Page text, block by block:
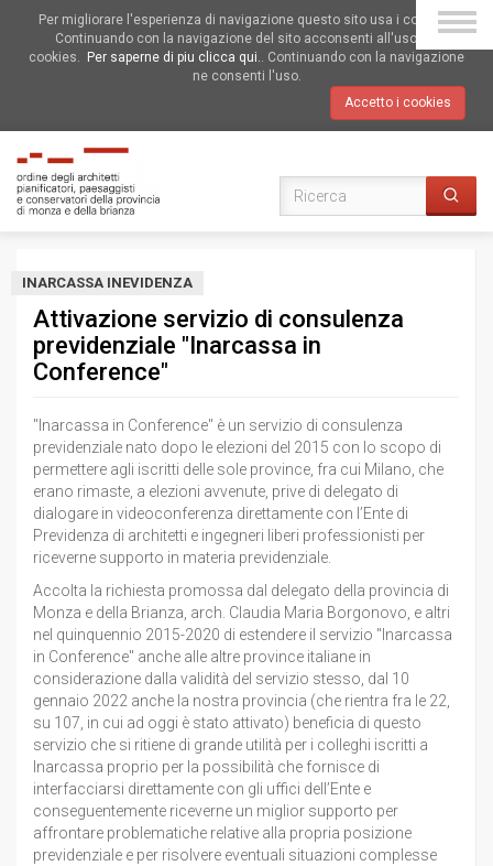
Per migliorare l'esperienza di navigazione questo sito usa i cookies.
Continuando con la navigazione del sito acconsenti all'uso dei
cookies.
Per saperne di piu clicca qui.. Continuando con la navigazione
ne consenti l'uso.
Accetto i cookies
INARCASSA INEVIDENZA
Attivazione servizio di consulenza
previdenziale "Inarcassa in
Conference"
"Inarcassa in Conference" è un servizio di consulenza
previdenziale nato dopo le elezioni del 2015 con lo scopo di
permettere agli iscritti delle sole province, fra cui Milano, che
erano rimaste, a elezioni avvenute, prive di delegato di
dialogare in videoconferenza direttamente con l’Ente di
Previdenza di architetti e ingegneri liberi professionisti per
riceverne supporto in materia previdenziale.
Accolta la richiesta promossa dal delegato della provincia di
Monza e della Brianza, arch. Claudia Maria Borgonovo, e altri
nel quinquennio 2015-2020 di estendere il servizio "Inarcassa
in Conference" anche alle altre province italiane in
considerazione dalla validità del servizio stesso, dal 10
gennaio 2022 anche la nostra provincia (che rientra fra le 22,
su 107, in cui ad oggi è stato attivato) beneficia di questo
servizio che si ritiene di grande utilità per i colleghi iscritti a
Inarcassa proprio per la possibilità che fornisce di
interfacciarsi direttamente con gli uffici dell’Ente e
conseguentemente riceverne un miglior supporto per
affrontare problematiche relative alla propria posizione
previdenziale e per risolvere eventuali situazioni complesse